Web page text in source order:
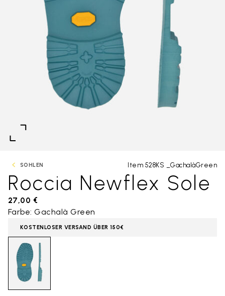
SOHLEN Item 528KS _GachalàGreen
Roccia Newflex Sole
27,00 €
Farbe: Gachalà Green
KOSTENLOSER VERSAND ÜBER 150€